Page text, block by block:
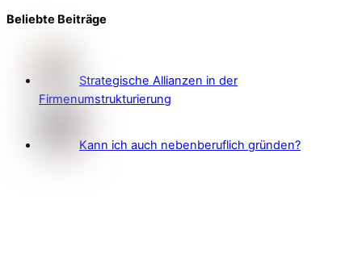
Beliebte Beiträge
Strategische Allianzen in der
Firmenumstrukturierung
Kann ich auch nebenberuflich gründen?